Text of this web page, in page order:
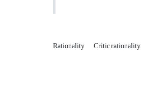
Rationality Critic rationality